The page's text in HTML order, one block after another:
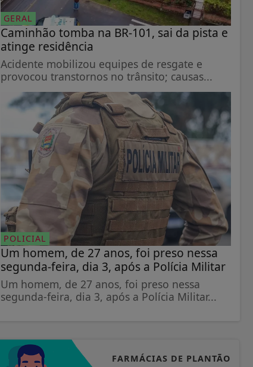
GERAL
Caminhão tomba na BR-101, sai da pista e
atinge residência
Acidente mobilizou equipes de resgate e
provocou transtornos no trânsito; causas...
POLICIAL
Um homem, de 27 anos, foi preso nessa
segunda-feira, dia 3, após a Polícia Militar
Um homem, de 27 anos, foi preso nessa
segunda-feira, dia 3, após a Polícia Militar...
FARMÁCIAS DE PLANTÃO